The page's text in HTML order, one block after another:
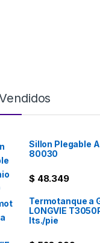
Sillon Plegable
80030
$48.349
Termotanque a
LONGVIE
lts./pie